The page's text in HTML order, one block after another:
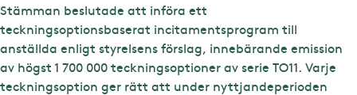
Stämman beslutade att införa ett
teckningsoptionsbaserat incitamentsprogram till
anställda enligt styrelsens förslag, innebärande emission
av högst 1 700 000 teckningsoptioner av serie TO11. Varje
teckningsoption ger rätt att under nyttjandeperioden